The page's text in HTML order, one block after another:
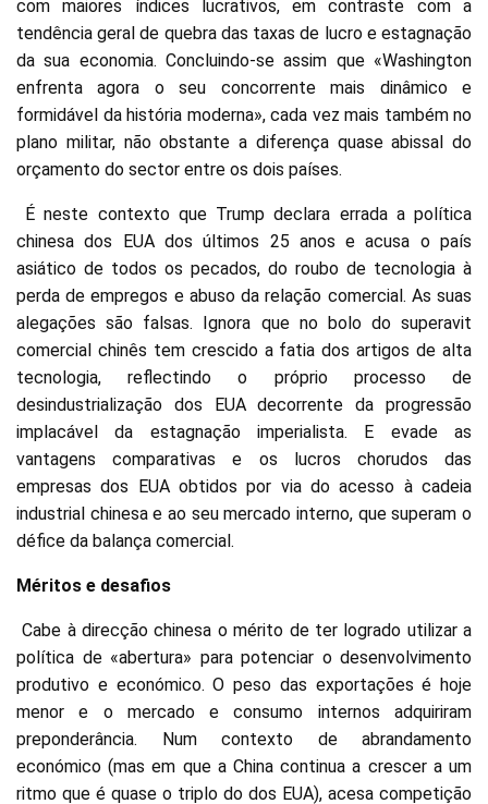
com maiores índices lucrativos, em contraste com a
tendência geral de quebra das taxas de lucro e estagnação
da sua economia. Concluindo-se assim que «Washington
enfrenta agora o seu concorrente mais dinâmico e
formidável da história moderna», cada vez mais também no
plano militar, não obstante a diferença quase abissal do
orçamento do sector entre os dois países.
É neste contexto que Trump declara errada a política
chinesa dos EUA dos últimos 25 anos e acusa o país
asiático de todos os pecados, do roubo de tecnologia à
perda de empregos e abuso da relação comercial. As suas
alegações são falsas. Ignora que no bolo do superavit
comercial chinês tem crescido a fatia dos artigos de alta
tecnologia, reflectindo o próprio processo de
desindustrialização dos EUA decorrente da progressão
implacável da estagnação imperialista. E evade as
vantagens comparativas e os lucros chorudos das
empresas dos EUA obtidos por via do acesso à cadeia
industrial chinesa e ao seu mercado interno, que superam o
défice da balança comercial.
Méritos e desafios
Cabe à direcção chinesa o mérito de ter logrado utilizar a
política de «abertura» para potenciar o desenvolvimento
produtivo e económico. O peso das exportações é hoje
menor e o mercado e consumo internos adquiriram
preponderância. Num contexto de abrandamento
económico (mas em que a China continua a crescer a um
ritmo que é quase o triplo do dos EUA), acesa competição